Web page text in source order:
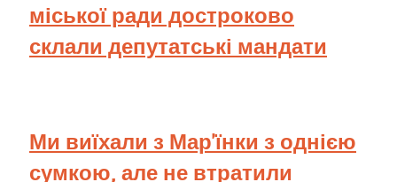
міської ради достроково
склали депутатські мандати
Ми виїхали з Мар'їнки з однією
сумкою, але не втратили